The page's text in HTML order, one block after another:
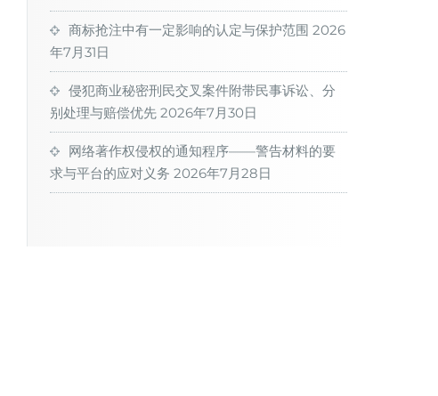
商标抢注中有一定影响的认定与保护范围 2026
年7月31日
侵犯商业秘密刑民交叉案件附带民事诉讼、分
别处理与赔偿优先 2026年7月30日
网络著作权侵权的通知程序——警告材料的要
求与平台的应对义务 2026年7月28日